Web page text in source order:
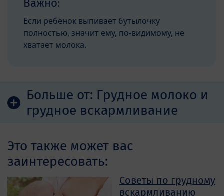
Важно:
Если ребенок выпивает бутылочку
полностью, значит ему, по-видимому, не
хватает молока.
Больше от: Грудное молоко и
грудное вскармливание
Это также может вас
заинтересовать:
Советы по грудному
вскармливанию